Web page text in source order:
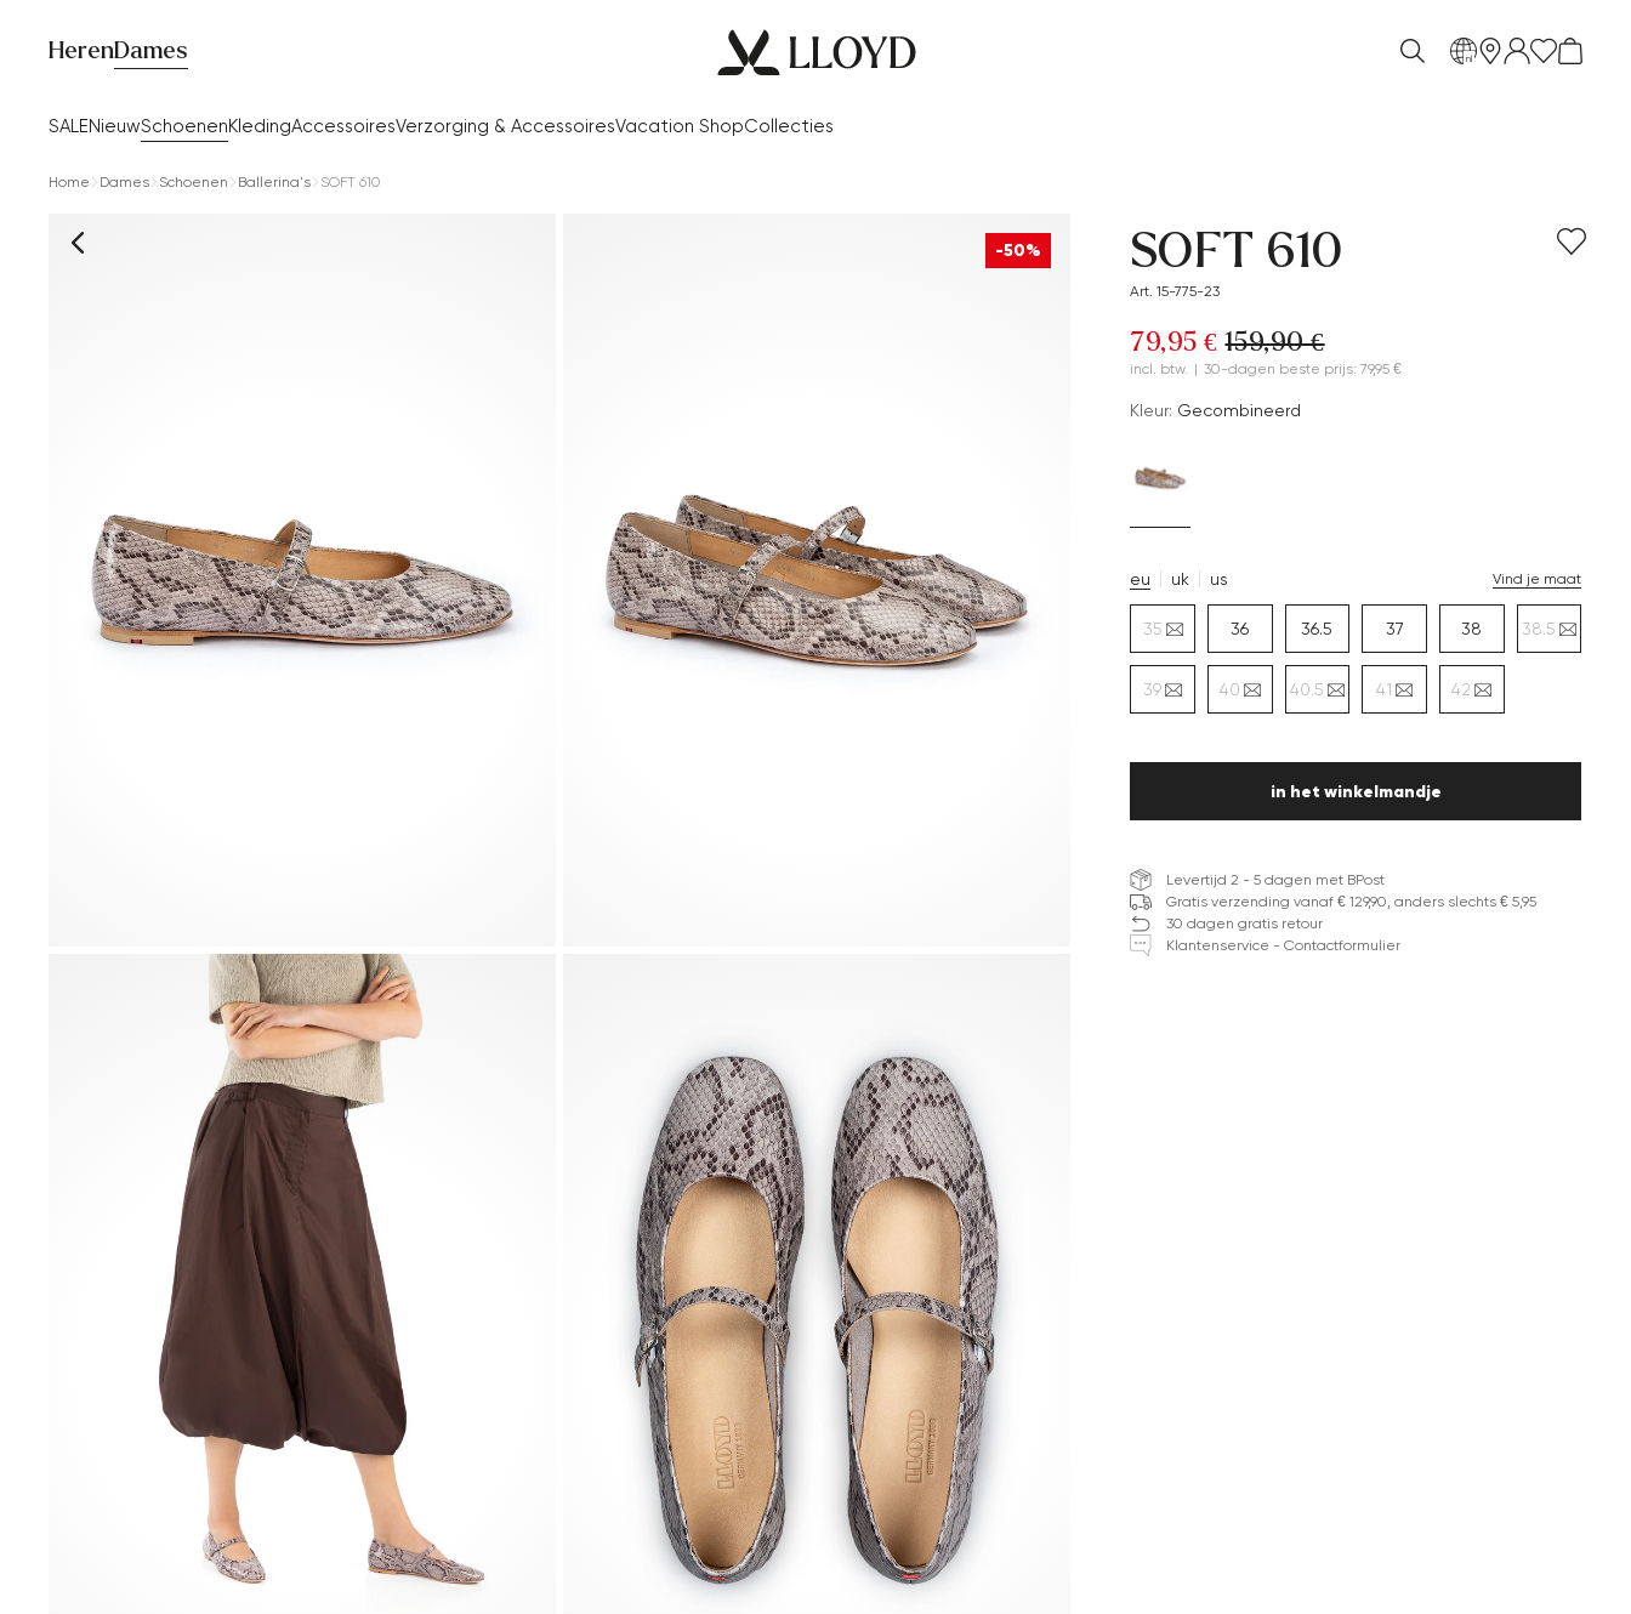
HerenDames
SALENieuwSchoenenKledingAccessoiresVerzorging & AccessoiresVacation ShopCollecties
nl
Home Dames Schoenen Ballerina's SOFT 610
-50% SOFT 610
Art. 15-775-23
79,95 € 159,90 €
incl. btw. | 30-dagen beste prijs: 79,95 €
Kleur: Gecombineerd
eu uk us Vind je maat
35 36 36.5 37 38 38.5
39 40 40.5 41 42
in het winkelmandje
Levertijd 2 - 5 dagen met BPost
Gratis verzending vanaf € 129,90, anders slechts € 5,95
30 dagen gratis retour
Klantenservice - Contactformulier